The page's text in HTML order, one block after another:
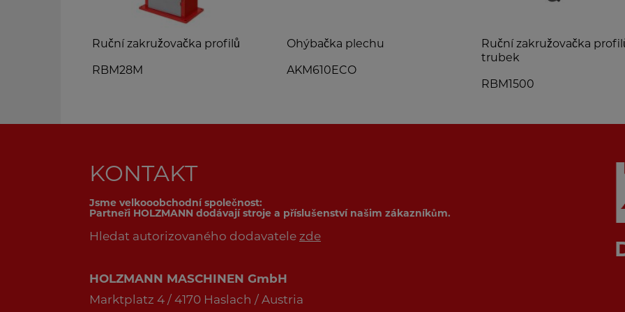
Ruční zakružovačka profilů
RBM28M
Ohýbačka plechu
AKM610ECO
Ruční zakružovačka
trubek
RBM1500
KONTAKT
Jsme velkooobchodní společnost:
Partneři HOLZMANN dodávají stroje a příslušenství našim zákazníkům.
Hledat autorizovaného dodavatele zde
HOLZMANN MASCHINEN GmbH
Marktplatz 4 / 4170 Haslach / Austria